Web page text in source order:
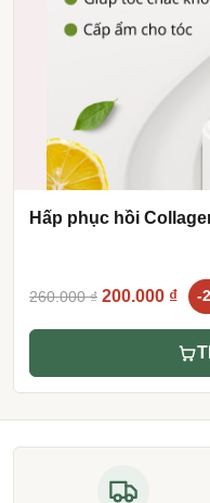
Hấp phục hồi
260.000₫ Original
200.000 ₫
is:
-